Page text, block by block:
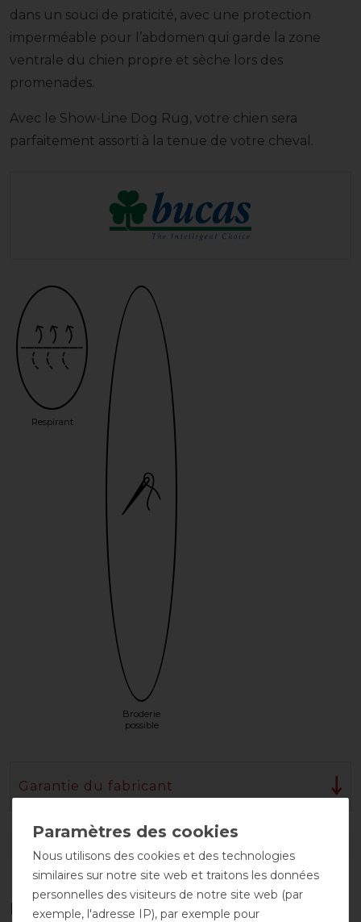
dans un souci de praticité, avec une protection
imperméable pour l’abdomen qui garde la zone
ventrale du chien propre et sèche lors des
promenades.
Avec le Show-Line Dog Rug, votre chien sera
parfaitement assorti à la tenue de votre cheval.
Respirant
Broderie
possible
Garantie du fabricant
Les accessoires parfaits pour vous
Nous utilisons des cookies et des technologies
similaires sur notre site web et traitons les données
personnelles des visiteurs de notre site web (par
exemple, l'adresse IP), par exemple pour